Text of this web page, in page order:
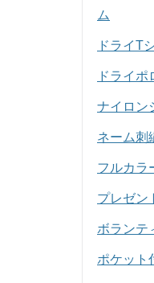
ム
ドライT
ドライポ
ナイロン
ネーム刺
フルカラ
プレゼン
ボランテ
ポケット